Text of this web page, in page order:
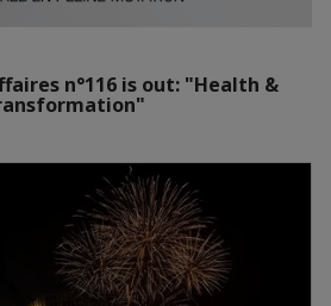
n°116 is out: "Health &